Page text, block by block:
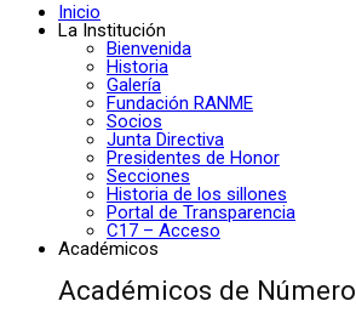
Inicio
La Institución
Bienvenida
Historia
Galería
Fundación RANME
Socios
Junta Directiva
Presidentes de Honor
Secciones
Historia de los sillones
Portal de Transparencia
C17 – Acceso
Académicos
Académicos de Número